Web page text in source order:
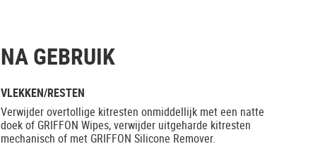
NA GEBRUIK
VLEKKEN/RESTEN
Verwijder overtollige kitresten onmiddellijk met een natte
doek of GRIFFON Wipes, verwijder uitgeharde kitresten
mechanisch of met GRIFFON Silicone Remover.